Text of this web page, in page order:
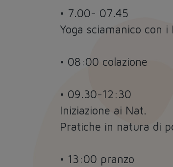
• 7.00- 07.45
Yoga sciamanico con i
• 08:00 colazione
• 09.30-12:30
Iniziazione ai Nat.
Pratiche in natura di
• 13:00 pranzo